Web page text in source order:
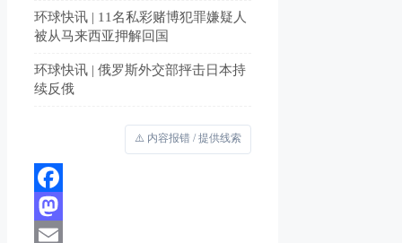
环球快讯 | 11名私彩赌博犯罪嫌疑人
被从马来西亚押解回国
环球快讯 | 俄罗斯外交部抨击日本持
续反俄
⚠️ 内容报错 / 提供线索
Facebook
Mastodon